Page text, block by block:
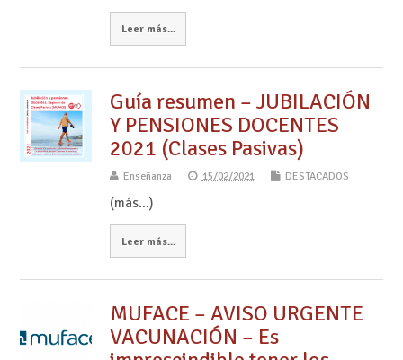
Leer más...
Guía resumen – JUBILACIÓN
Y PENSIONES DOCENTES
2021 (Clases Pasivas)
Enseñanza 15/02/2021 DESTACADOS
(más…)
Leer más...
MUFACE – AVISO URGENTE
VACUNACIÓN – Es